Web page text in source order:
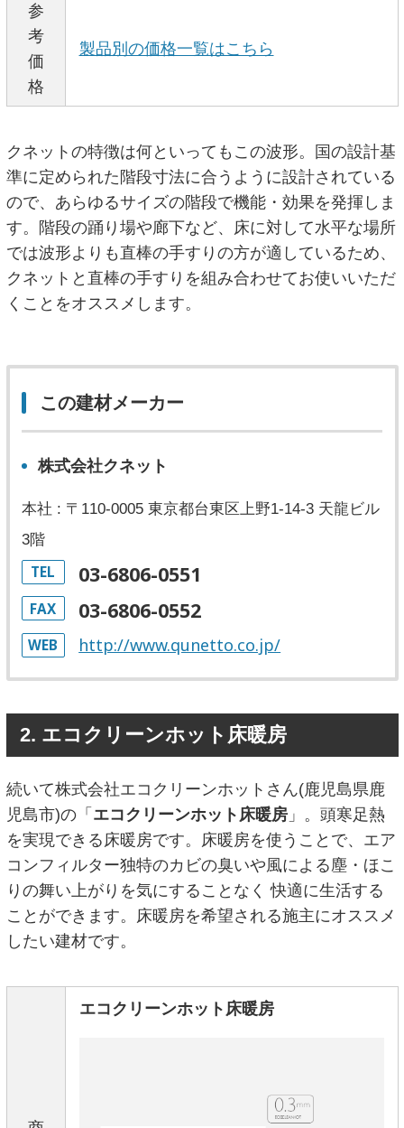
参
考
価
格
製品別の価格一覧はこちら
クネットの特徴は何といってもこの波形。国の設計基
準に定められた階段寸法に合うように設計されている
ので、あらゆるサイズの階段で機能・効果を発揮しま
す。階段の踊り場や廊下など、床に対して水平な場所
では波形よりも直棒の手すりの方が適しているため、
クネットと直棒の手すりを組み合わせてお使いいただ
くことをオススメします。
この建材メーカー
株式会社クネット
本社 : 〒110-0005 東京都台東区上野1-14-3 天龍ビル
3階
TEL 03-6806-0551
FAX 03-6806-0552
WEB http://www.qunetto.co.jp/
2. エコクリーンホット床暖房
続いて株式会社エコクリーンホットさん(鹿児島県鹿
児島市)の「 エコクリーンホット床暖房」。頭寒足熱
を実現できる床暖房です。床暖房を使うことで、エア
コンフィルター独特のカビの臭いや風による塵・ほこ
りの舞い上がりを気にすることなく 快適に生活する
ことができます。床暖房を希望される施主にオススメ
したい建材です。
エコクリーンホット床暖房